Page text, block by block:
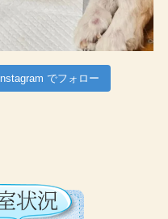
Instagram でフォロー